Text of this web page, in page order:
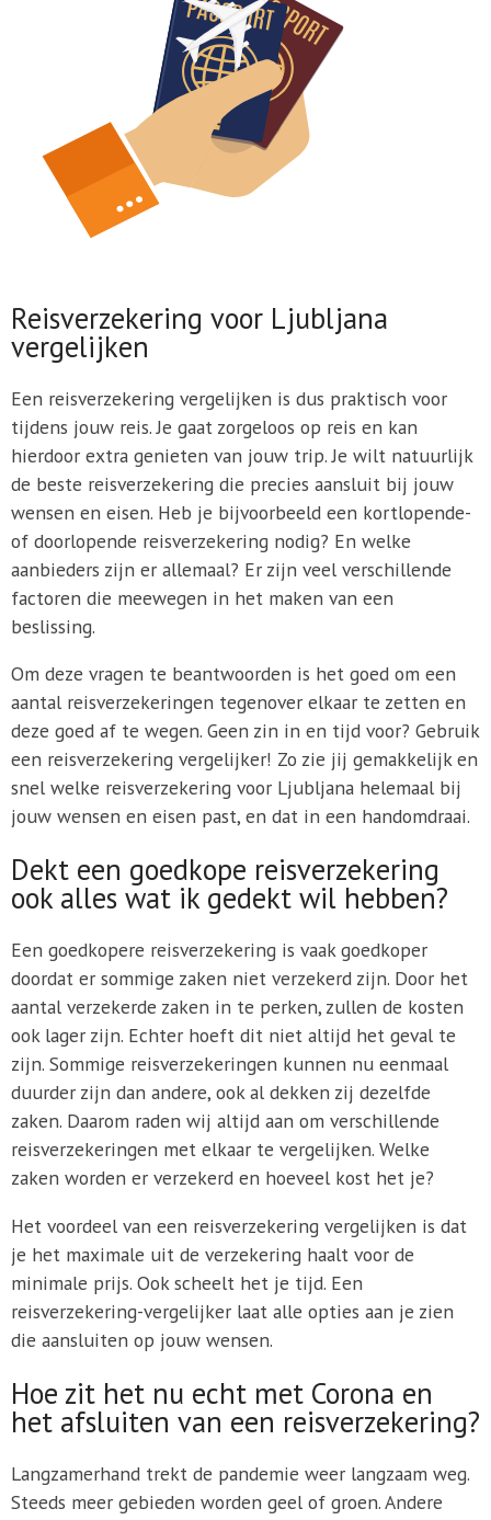
Reisverzekering voor Ljubljana
vergelijken
Een reisverzekering vergelijken is dus praktisch voor
tijdens jouw reis. Je gaat zorgeloos op reis en kan
hierdoor extra genieten van jouw trip. Je wilt natuurlijk
de beste reisverzekering die precies aansluit bij jouw
wensen en eisen. Heb je bijvoorbeeld een kortlopende-
of doorlopende reisverzekering nodig? En welke
aanbieders zijn er allemaal? Er zijn veel verschillende
factoren die meewegen in het maken van een
beslissing.
Om deze vragen te beantwoorden is het goed om een
aantal reisverzekeringen tegenover elkaar te zetten en
deze goed af te wegen. Geen zin in en tijd voor? Gebruik
een reisverzekering vergelijker! Zo zie jij gemakkelijk en
snel welke reisverzekering voor Ljubljana helemaal bij
jouw wensen en eisen past, en dat in een handomdraai.
Dekt een goedkope reisverzekering
ook alles wat ik gedekt wil hebben?
Een goedkopere reisverzekering is vaak goedkoper
doordat er sommige zaken niet verzekerd zijn. Door het
aantal verzekerde zaken in te perken, zullen de kosten
ook lager zijn. Echter hoeft dit niet altijd het geval te
zijn. Sommige reisverzekeringen kunnen nu eenmaal
duurder zijn dan andere, ook al dekken zij dezelfde
zaken. Daarom raden wij altijd aan om verschillende
reisverzekeringen met elkaar te vergelijken. Welke
zaken worden er verzekerd en hoeveel kost het je?
Het voordeel van een reisverzekering vergelijken is dat
je het maximale uit de verzekering haalt voor de
minimale prijs. Ook scheelt het je tijd. Een
reisverzekering-vergelijker laat alle opties aan je zien
die aansluiten op jouw wensen.
Hoe zit het nu echt met Corona en
het afsluiten van een reisverzekering?
Langzamerhand trekt de pandemie weer langzaam weg.
Steeds meer gebieden worden geel of groen. Andere